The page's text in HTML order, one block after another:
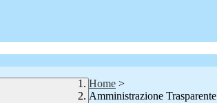
Home >
Amministrazione Trasparente